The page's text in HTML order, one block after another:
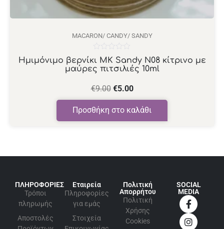
MACARON/ CANDY/ SANDY
Ημιμόνιμο βερνίκι ΜΚ Sandy N08 κίτρινο με
μαύρες πιτσιλιές 10ml
€9.00 €5.00
Προσθήκη στο καλάθι
Βαθμολογήθηκε
με
0
5
ΠΛΗΡΟΦΟΡΙΕΣ
Τρόποι
πληρωμής
Αποστολές
Εταιρεία
Πληροφορίες
για εμάς
Στοιχεία
Πολιτική
Απορρήτου
Πολιτική
Xρήσης
Cookies
SOCIAL
MEDIA